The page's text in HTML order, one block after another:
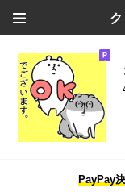
PayPay